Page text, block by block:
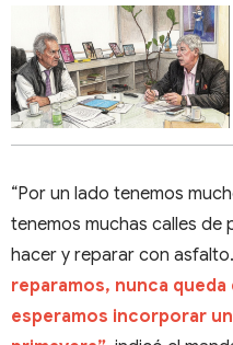
“Por un lado tenemos
tenemos muchas calles de
hacer y reparar con asfalto.
reparamos, nunca
esperamos incorporar